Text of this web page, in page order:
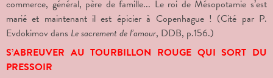
commerce, général, père de famille... Le roi de Mésopotamie s’est
marié et maintenant il est épicier à Copenhague ! (Cité par P.
Evdokimov dans Le sacrement de l’amour, DDB, p.156.)
S’ABREUVER AU TOURBILLON ROUGE QUI SORT DU
PRESSOIR